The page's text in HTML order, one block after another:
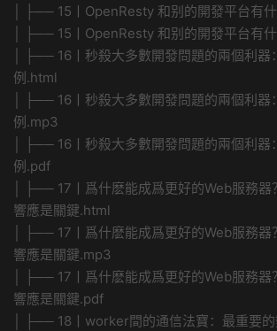
│ ├── 15丨OpenResty 和别的開發平台有
│ ├── 15丨OpenResty 和别的開發平台有
│ ├── 16丨秒殺大多數開發問題的兩個利器
例.html
│ ├── 16丨秒殺大多數開發問題的兩個利器
例.mp3
│ ├── 16丨秒殺大多數開發問題的兩個利器
例.pdf
│ ├── 17丨爲什麽能成爲更好的Web服務器
響應是關鍵.html
│ ├── 17丨爲什麽能成爲更好的Web服務器
響應是關鍵.mp3
│ ├── 17丨爲什麽能成爲更好的Web服務器
響應是關鍵.pdf
│ ├── 18丨worker間的通信法寶：最重要